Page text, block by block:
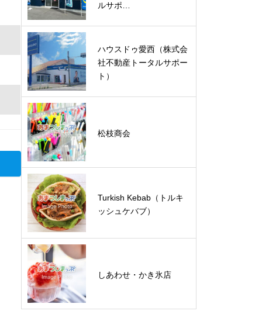
ルサポ…
ハウスドゥ愛西（株式会
社不動産トータルサポー
ト）
松枝商会
Turkish Kebab（トルキ
ッシュケバブ）
しあわせ・かき氷店